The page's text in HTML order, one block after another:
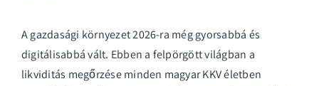
A gazdasági környezet 2026-ra még gyorsabbá és
digitálisabbá vált. Ebben a felpörgött világban a
likviditás megőrzése minden magyar KKV életben